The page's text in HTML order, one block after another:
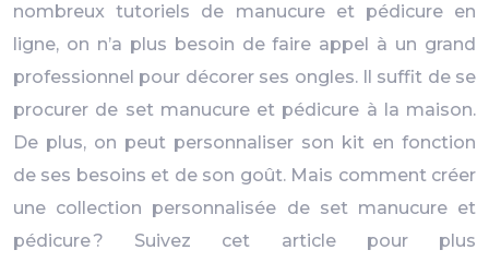
nombreux tutoriels de manucure et pédicure en
ligne, on n’a plus besoin de faire appel à un grand
professionnel pour décorer ses ongles. Il suffit de se
procurer de set manucure et pédicure à la maison.
De plus, on peut personnaliser son kit en fonction
de ses besoins et de son goût. Mais comment créer
une collection personnalisée de set manucure et
pédicure ? Suivez cet article pour plus